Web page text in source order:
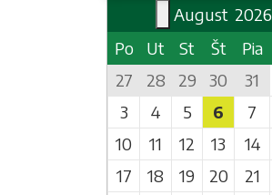
August 2026
Po
Ut St Št Pia
27
28 29 30 31
3
4 5 6 7
10
11 12 13 14
17
18 19 20 21